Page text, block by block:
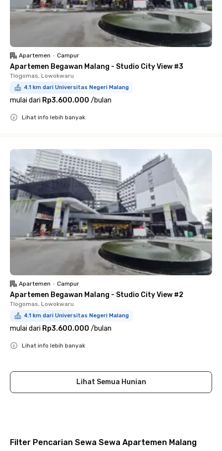
Apartemen • Campur
Apartemen Begawan Malang - Studio City View #3
Tlogomas, Lowokwaru
4.1 km dari Universitas Negeri Malang
mulai dari Rp3.600.000 /bulan
Lihat info lebih banyak
Apartemen • Campur
Apartemen Begawan Malang - Studio City View #2
Tlogomas, Lowokwaru
4.1 km dari Universitas Negeri Malang
mulai dari Rp3.600.000 /bulan
Lihat info lebih banyak
Lihat Semua Hunian
Filter Pencarian Sewa Sewa Apartemen Malang